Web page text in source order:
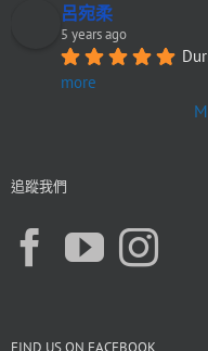
呂宛柔
5 years ago
more
追蹤我們
FIND US ON FACEBOOK